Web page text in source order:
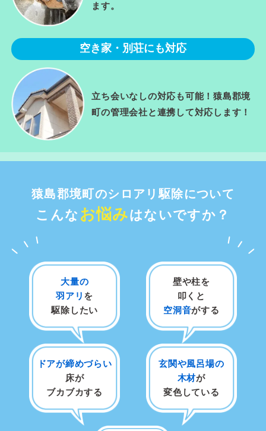
ます。
空き家・別荘にも対応
立ち会いなしの対応も可能！猿島郡境
町の管理会社と連携して対応します！
猿島郡境町のシロアリ駆除について
こんな お悩みはないですか？
大量の
羽アリ を
駆除したい
壁や柱を
叩くと
空洞音がする
ドアが締めづらい
床が
ブカブカする
玄関や風呂場の
木材が
変色している